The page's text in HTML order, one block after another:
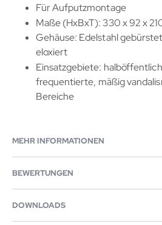
Für Aufputzmontage
Maße (HxBxT): 330 x 92 x
Gehäuse: Edelstahl
eloxiert
Einsatzgebiete:
frequentierte, mäßig
Bereiche
MEHR INFORMATIONEN
BEWERTUNGEN
DOWNLOADS